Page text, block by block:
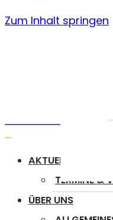
Zum Inhalt springen
umschalten
AKTUELLES
TERMINE &
ÜBER UNS